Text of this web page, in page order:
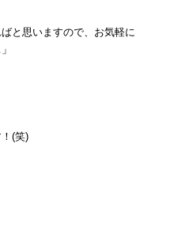
と思いますので、お気軽に
(笑)